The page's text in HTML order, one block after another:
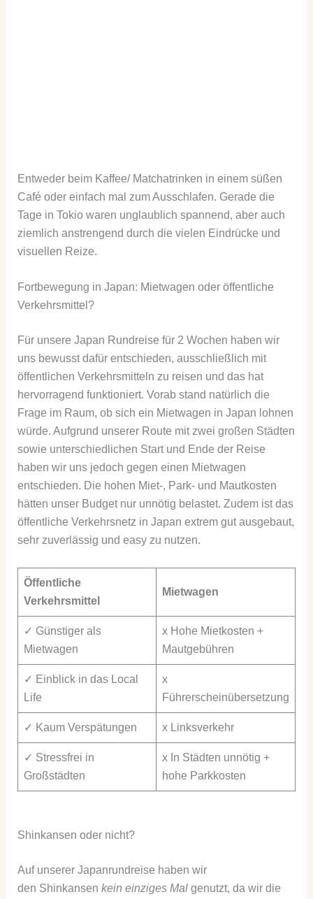
Entweder beim Kaffee/ Matchatrinken in einem süßen
Café oder einfach mal zum Ausschlafen. Gerade die
Tage in Tokio waren unglaublich spannend, aber auch
ziemlich anstrengend durch die vielen Eindrücke und
visuellen Reize.
Fortbewegung in Japan: Mietwagen oder öffentliche
Verkehrsmittel?
Für unsere Japan Rundreise für 2 Wochen haben wir
uns bewusst dafür entschieden, ausschließlich mit
öffentlichen Verkehrsmitteln zu reisen und das hat
hervorragend funktioniert. Vorab stand natürlich die
Frage im Raum, ob sich ein Mietwagen in Japan lohnen
würde. Aufgrund unserer Route mit zwei großen Städten
sowie unterschiedlichen Start und Ende der Reise
haben wir uns jedoch gegen einen Mietwagen
entschieden. Die hohen Miet-, Park- und Mautkosten
hätten unser Budget nur unnötig belastet. Zudem ist das
öffentliche Verkehrsnetz in Japan extrem gut ausgebaut,
sehr zuverlässig und easy zu nutzen.
Öffentliche
Verkehrsmittel
Mietwagen
✓ Günstiger als
Mietwagen
x Hohe Mietkosten +
Mautgebühren
✓ Einblick in das Local
Life
x
Führerscheinübersetzung
✓ Kaum Verspätungen x Linksverkehr
✓ Stressfrei in
Großstädten
x In Städten unnötig +
hohe Parkkosten
Shinkansen oder nicht?
Auf unserer Japanrundreise haben wir
den Shinkansen kein einziges Malgenutzt, da wir die